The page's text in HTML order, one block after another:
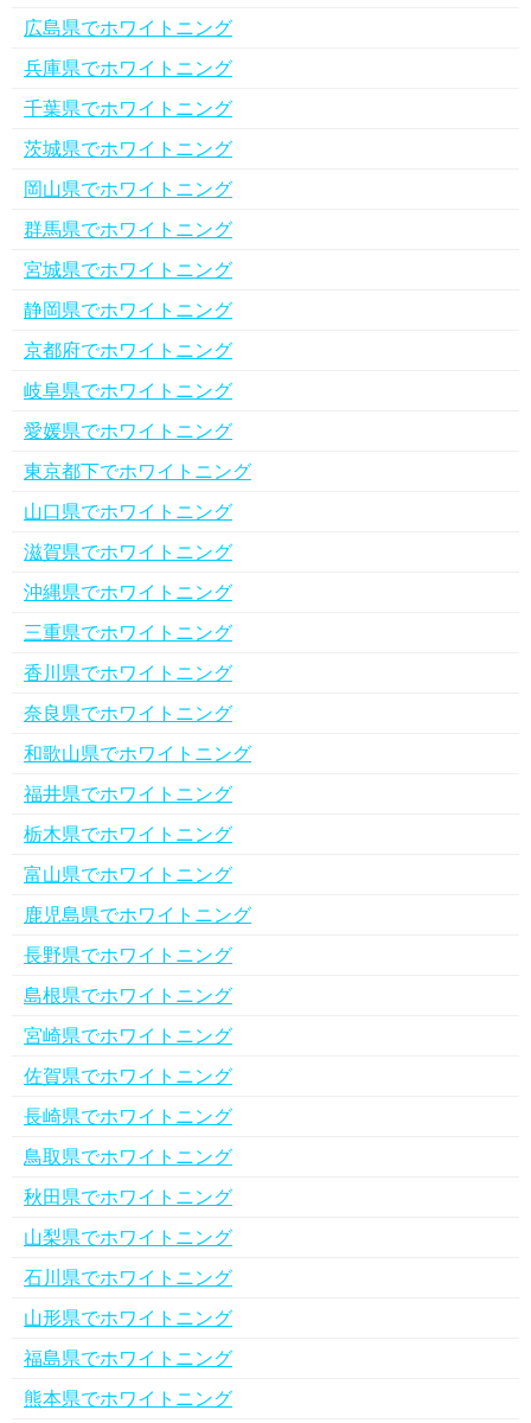
広島県でホワイトニング
兵庫県でホワイトニング
千葉県でホワイトニング
茨城県でホワイトニング
岡山県でホワイトニング
群馬県でホワイトニング
宮城県でホワイトニング
静岡県でホワイトニング
京都府でホワイトニング
岐阜県でホワイトニング
愛媛県でホワイトニング
東京都下でホワイトニング
山口県でホワイトニング
滋賀県でホワイトニング
沖縄県でホワイトニング
三重県でホワイトニング
香川県でホワイトニング
奈良県でホワイトニング
和歌山県でホワイトニング
福井県でホワイトニング
栃木県でホワイトニング
富山県でホワイトニング
鹿児島県でホワイトニング
長野県でホワイトニング
島根県でホワイトニング
宮崎県でホワイトニング
佐賀県でホワイトニング
長崎県でホワイトニング
鳥取県でホワイトニング
秋田県でホワイトニング
山梨県でホワイトニング
石川県でホワイトニング
山形県でホワイトニング
福島県でホワイトニング
熊本県でホワイトニング